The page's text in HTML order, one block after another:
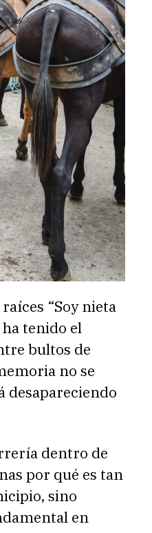
“Soy nieta
tenido el
bultos de
no se
desapareciendo
dentro de
por qué es tan
sino
en